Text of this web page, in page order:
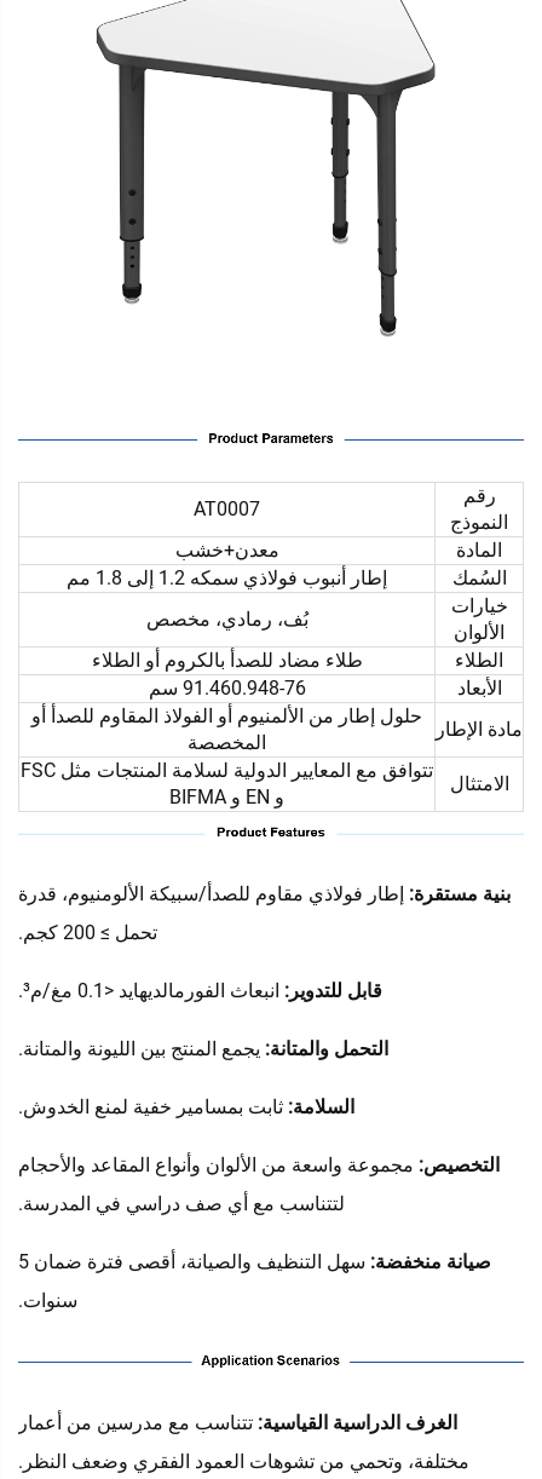
رقم
النموذج
AT0007
المادة
معدن+خشب
السُمك
إطار أنبوب فولاذي سمكه 1.2 إلى 1.8 مم
خيارات
الألوان
بُف، رمادي، مخصص
الطلاء
طلاء مضاد للصدأ بالكروم أو الطلاء
الأبعاد
91.460.948-76 سم
مادة الإطار
حلول إطار من الألمنيوم أو الفولاذ المقاوم للصدأ أو
المخصصة
الامتثال
تتوافق مع المعايير الدولية لسلامة المنتجات مثل FSC
و EN و BIFMA
بنية مستقرة: إطار فولاذي مقاوم للصدأ/سبيكة الألومنيوم، قدرة
تحمل ≥ 200 كجم.
قابل للتدوير: انبعاث الفورمالديهايد <0.1 مغ/م³.
التحمل والمتانة: يجمع المنتج بين الليونة والمتانة.
السلامة: ثابت بمسامير خفية لمنع الخدوش.
التخصيص: مجموعة واسعة من الألوان وأنواع المقاعد والأحجام
لتتناسب مع أي صف دراسي في المدرسة.
صيانة منخفضة:
سهل التنظيف والصيانة، أقصى فترة ضمان 5
سنوات.
الغرف الدراسية القياسية: تتناسب مع مدرسين من أعمار
مختلفة، وتحمي من تشوهات العمود الفقري وضعف النظر.